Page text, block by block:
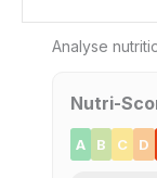
Analyse
Nutri-
A B C D